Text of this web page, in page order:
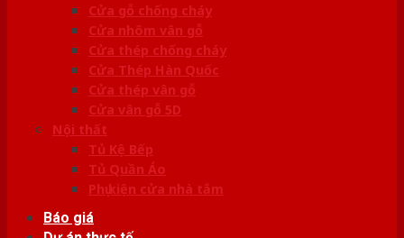
Cửa gỗ chống cháy
Cửa nhôm vân gỗ
Cửa thép chống cháy
Cửa Thép Hàn Quốc
Cửa thép vân gỗ
Cửa vân gỗ 5D
Nội thất
Tủ Kệ Bếp
Tủ Quần Áo
Phụ kiện cửa nhà tắm
Báo giá